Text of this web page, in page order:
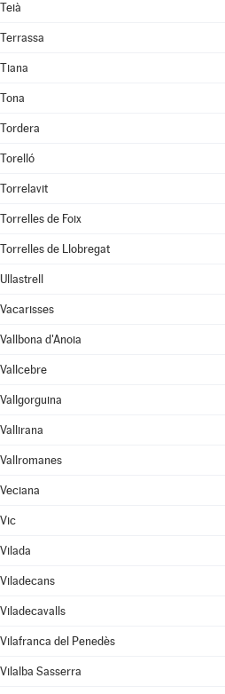
Teià
Terrassa
Tiana
Tona
Tordera
Torelló
Torrelavit
Torrelles de Foix
Torrelles de Llobregat
Ullastrell
Vacarisses
Vallbona d'Anoia
Vallcebre
Vallgorguina
Vallirana
Vallromanes
Veciana
Vic
Vilada
Viladecans
Viladecavalls
Vilafranca del Penedès
Vilalba Sasserra